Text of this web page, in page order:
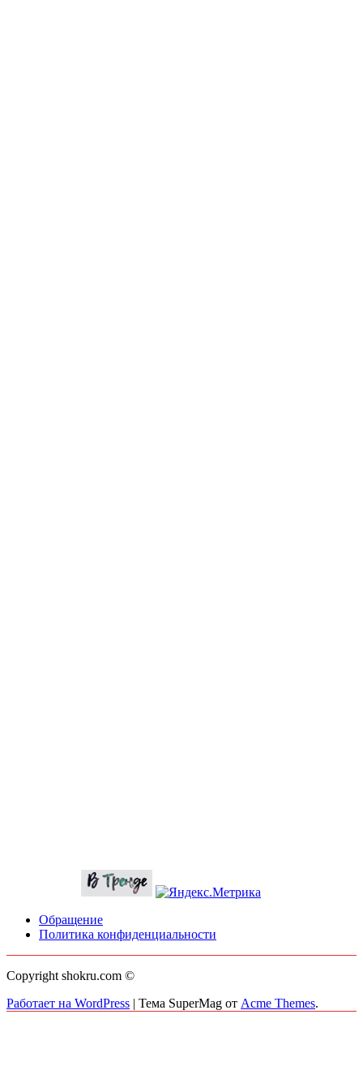
Обращение
Политика конфиденциальности
Copyright shokru.com ©
Работает на WordPress | Тема SuperMag от Acme Themes.